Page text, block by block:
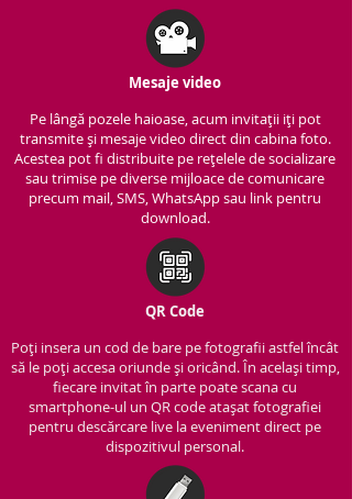
Mesaje video
Pe lângă pozele haioase, acum invitații iți pot
transmite și mesaje video direct din cabina foto.
Acestea pot fi distribuite pe rețelele de socializare
sau trimise pe diverse mijloace de comunicare
precum mail, SMS, WhatsApp sau link pentru
download.
QR Code
Poți insera un cod de bare pe fotografii astfel încât
să le poți accesa oriunde și oricând. În același timp,
fiecare invitat în parte poate scana cu
smartphone-ul un QR code atașat fotografiei
pentru descărcare live la eveniment direct pe
dispozitivul personal.